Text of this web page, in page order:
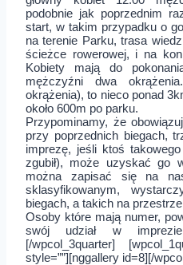
podobnie jak poprzednim
start, w takim przypadku o
na terenie Parku, trasa
ścieżce rowerowej, i na
Kobiety mają do
mężczyźni dwa
okrążenia), to nieco ponad
około 600m po parku.
Przypominamy, że
przy poprzednich biegach,
imprezę, jeśli ktoś
zgubił), może uzyskać go
można zapisać się na
sklasyfikowanym,
biegach, a takich na
Osoby które mają numer,
swój udział w
[/wpcol_3quarter]
style=””][nggallery id=8][/